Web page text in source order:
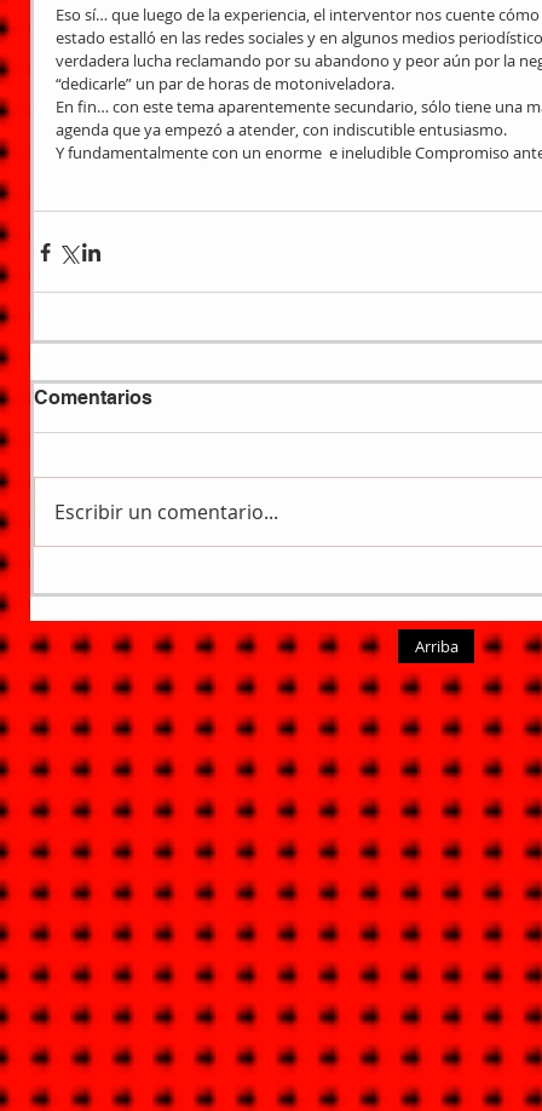
Eso sí… que luego de la experiencia, el interventor nos cuente
estado estalló en las redes sociales y en algunos medios
verdadera lucha reclamando por su abandono y peor aún por la
“dedicarle” un par de horas de motoniveladora.
En fin… con este tema aparentemente secundario, sólo tiene una
agenda que ya empezó a atender, con indiscutible entusiasmo.
Y fundamentalmente con un enorme  e ineludible Compromiso
Comentarios
Escribir un comentario...
Arriba